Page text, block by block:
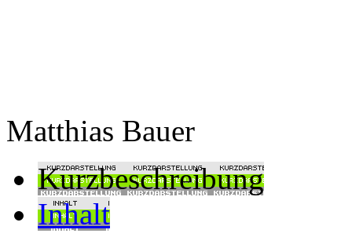
Matthias Bauer
Kurzbeschreibung
Inhalt